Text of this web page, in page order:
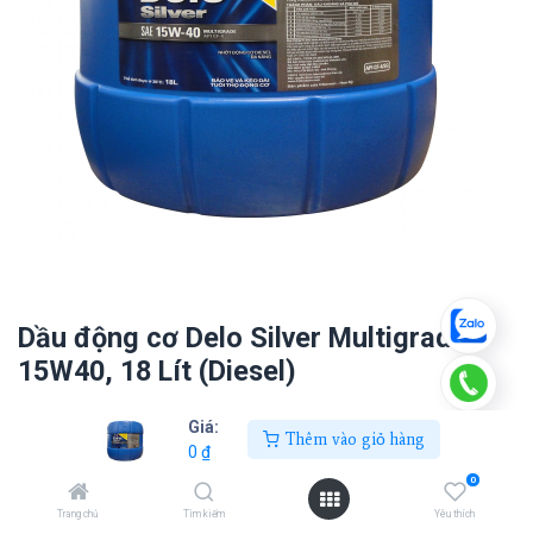
Giá:
0 ₫
Thêm vào giỏ hàng
Trang chủ Tìm kiếm
0
Yêu thích
Dầu động cơ Delo Silver Multigrade
15W40, 18 Lít (Diesel)
Thêm vào giỏ hàng